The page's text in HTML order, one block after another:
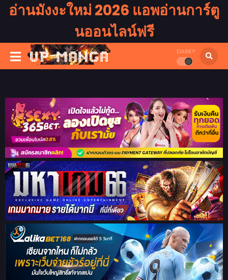
อ่านมังงะใหม่ 2026 แอพอ่านการ์ตู
นออนไลน์ฟรี
DARK?